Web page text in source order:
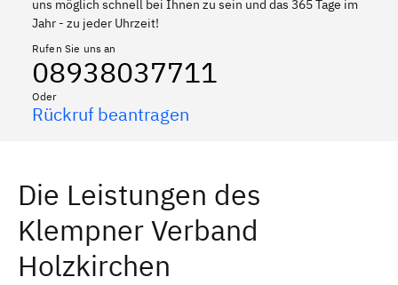
uns möglich schnell bei Ihnen zu sein und das 365 Tage im
Jahr - zu jeder Uhrzeit!
Rufen Sie uns an
08938037711
Oder
Rückruf beantragen
Die Leistungen des
Klempner Verband
Holzkirchen